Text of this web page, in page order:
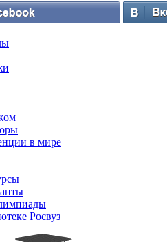
в мире
Росвуз